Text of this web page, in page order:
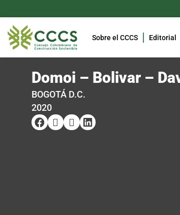
Sobre el CCCS Editorial
Domoi – Bolivar –
BOGOTÁ D.C.
2020